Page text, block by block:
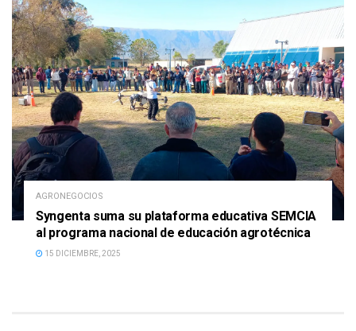
AGRONEGOCIOS
Syngenta suma su plataforma educativa SEMCIA
al programa nacional de educación agrotécnica
15 DICIEMBRE, 2025